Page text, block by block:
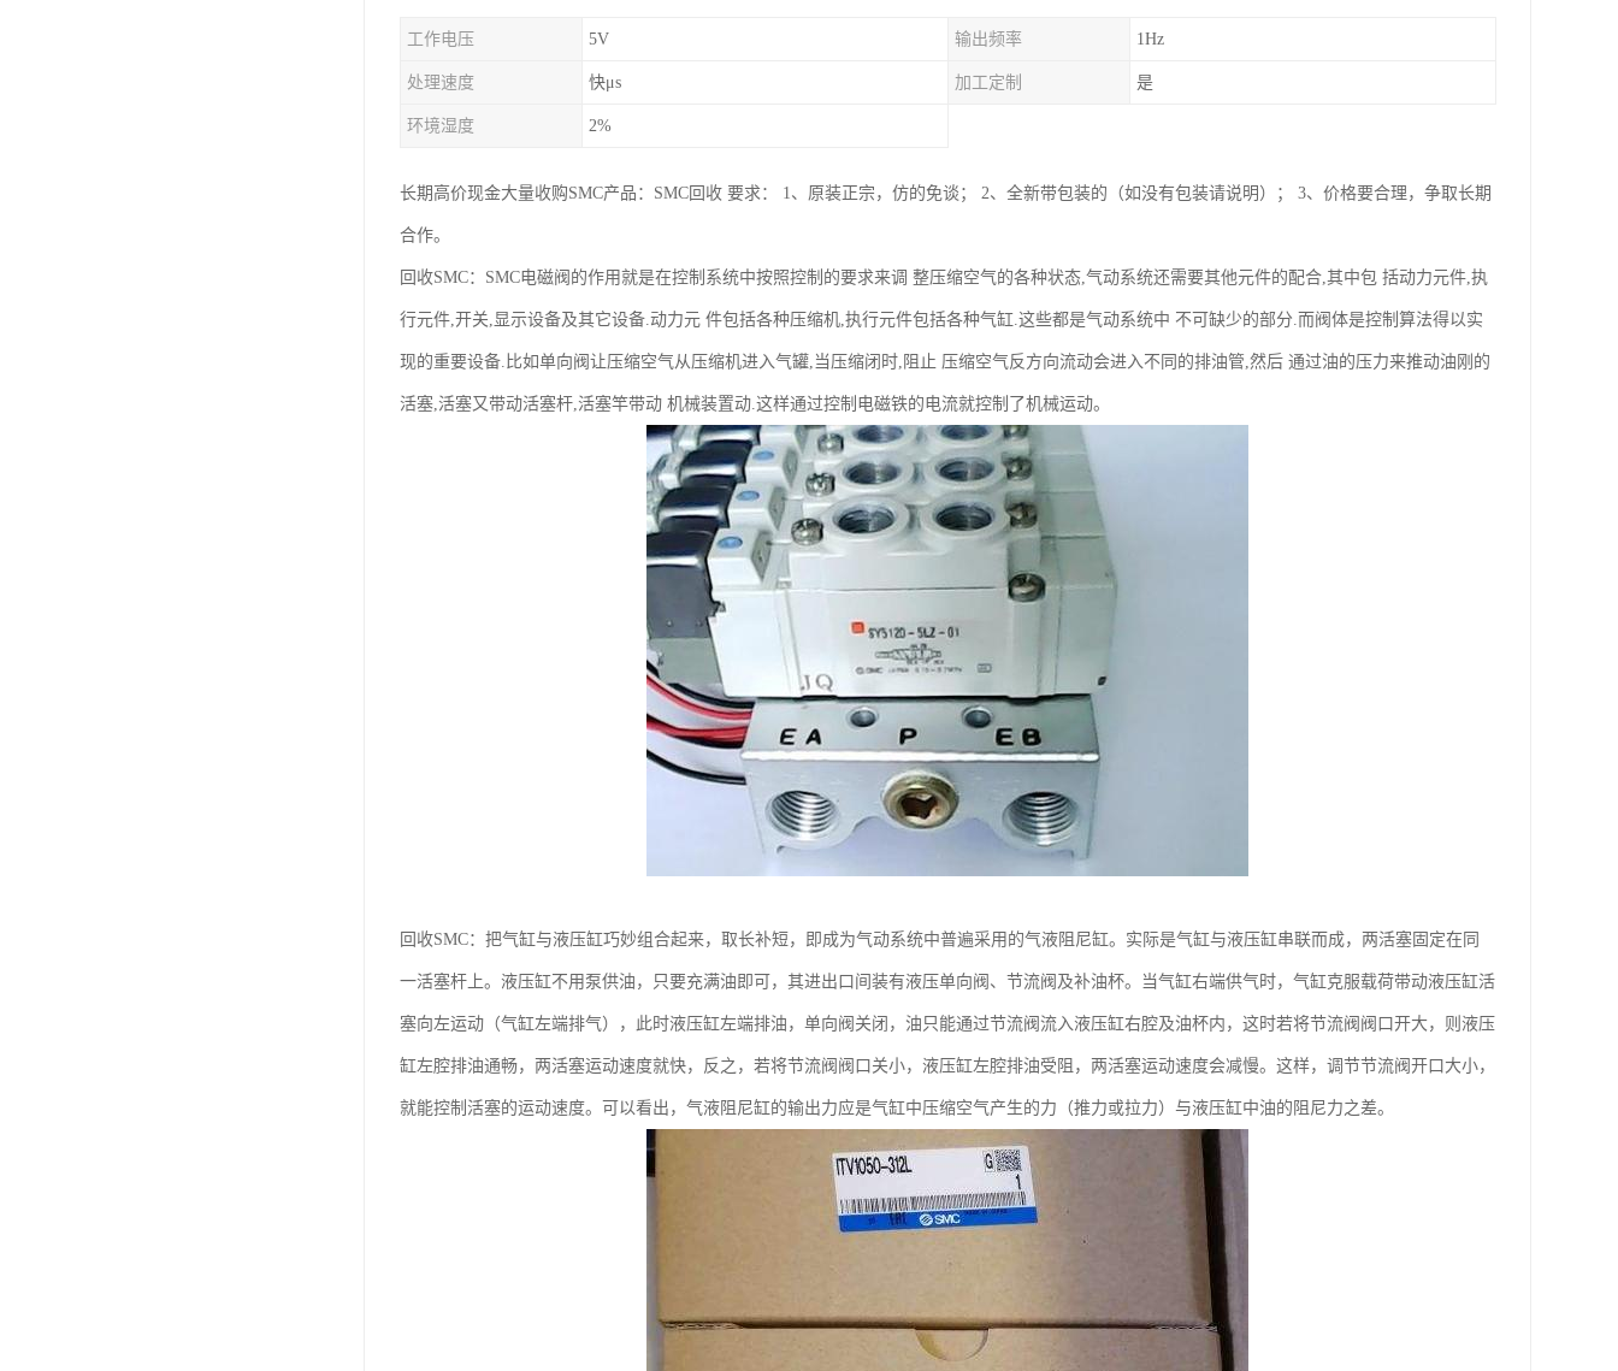
工作电压 5V 输出频率 1Hz
处理速度 快μs 加工定制 是
环境湿度 2%
长期高价现金大量收购SMC产品：SMC回收 要求： 1、原装正宗，仿的免谈； 2、全新带包装的（如没有包装请说明）； 3、价格要合理，争取长期
合作。
回收SMC：SMC电磁阀的作用就是在控制系统中按照控制的要求来调 整压缩空气的各种状态,气动系统还需要其他元件的配合,其中包 括动力元件,执
行元件,开关,显示设备及其它设备.动力元 件包括各种压缩机,执行元件包括各种气缸.这些都是气动系统中 不可缺少的部分.而阀体是控制算法得以实
现的重要设备.比如单向阀让压缩空气从压缩机进入气罐,当压缩闭时,阻止 压缩空气反方向流动会进入不同的排油管,然后 通过油的压力来推动油刚的
活塞,活塞又带动活塞杆,活塞竿带动 机械装置动.这样通过控制电磁铁的电流就控制了机械运动。
回收SMC：把气缸与液压缸巧妙组合起来，取长补短，即成为气动系统中普遍采用的气液阻尼缸。实际是气缸与液压缸串联而成，两活塞固定在同
一活塞杆上。液压缸不用泵供油，只要充满油即可，其进出口间装有液压单向阀、节流阀及补油杯。当气缸右端供气时，气缸克服载荷带动液压缸活
塞向左运动（气缸左端排气），此时液压缸左端排油，单向阀关闭，油只能通过节流阀流入液压缸右腔及油杯内，这时若将节流阀阀口开大，则液压
缸左腔排油通畅，两活塞运动速度就快，反之，若将节流阀阀口关小，液压缸左腔排油受阻，两活塞运动速度会减慢。这样，调节节流阀开口大小，
就能控制活塞的运动速度。可以看出，气液阻尼缸的输出力应是气缸中压缩空气产生的力（推力或拉力）与液压缸中油的阻尼力之差。